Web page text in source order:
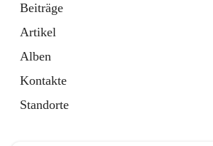
Beiträge
Artikel
Alben
Kontakte
Standorte
Instagram
öffnet
in
neuem
Tab
Externe Webseite
in
Tab